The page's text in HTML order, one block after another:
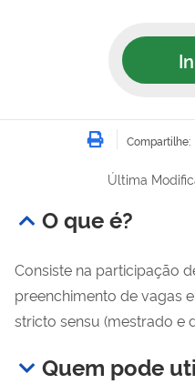
Imprimir
Compartilhe:
Última
O que é?
Consiste na participação
preenchimento de vagas
stricto sensu (mestrado e
Quem pode